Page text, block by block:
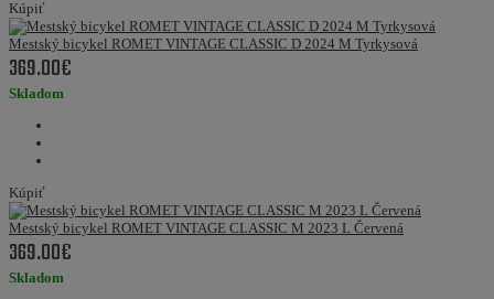
Kúpiť
Mestský bicykel ROMET VINTAGE CLASSIC D 2024 M Tyrkysová
369.00€
Skladom
Kúpiť
Mestský bicykel ROMET VINTAGE CLASSIC M 2023 L Červená
369.00€
Skladom